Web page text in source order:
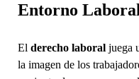
Entorno Laboral
El derecho laboraljuega
la imagen de los